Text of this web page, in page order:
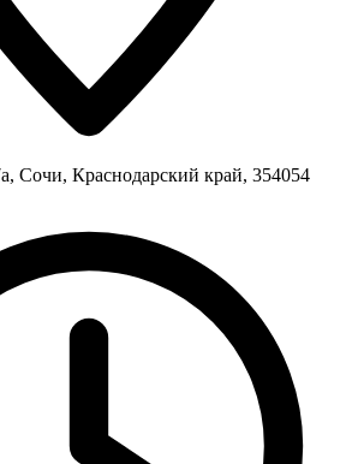
Сочи, Краснодарский край, 354054